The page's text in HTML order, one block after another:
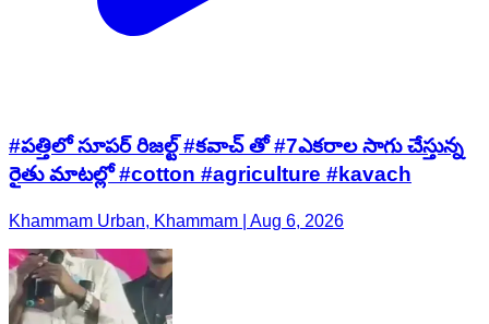
#పత్తిలో సూపర్ రిజల్ట్ #కవాచ్ తో #7ఎకరాల సాగు చేస్తున్న
రైతు మాటల్లో #cotton #agriculture #kavach
Khammam Urban, Khammam | Aug 6, 2026